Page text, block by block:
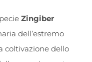
Zingiber
dell’estremo
coltivazione dello